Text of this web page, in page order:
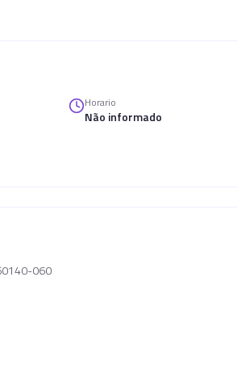
Horario
Não informado
060